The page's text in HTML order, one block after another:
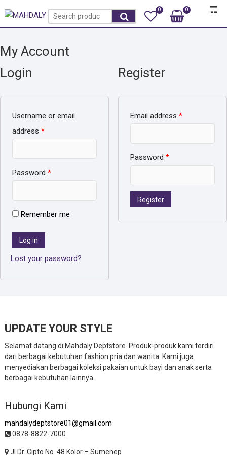
to
content
Search
for:
0 Total
0
My Account
Login
Username or email
address *
Password *
Remember me
Log in
Lost your password?
Register
Email address *
Password *
Register
UPDATE YOUR STYLE
Selamat datang di Mahdaly Deptstore. Produk-produk kami terdiri
dari berbagai kebutuhan fashion pria dan wanita. Kami juga
menyediakan berbagai koleksi pakaian untuk bayi dan anak serta
berbagai kebutuhan lainnya.
Hubungi Kami
mahdalydeptstore01@gmail.com
0878-8822-7000
Jl Dr. Cipto No. 48 Kolor – Sumenep